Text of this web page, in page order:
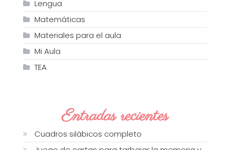
Lengua
Matemáticas
Materiales para el aula
Mi Aula
TEA
Entradas recientes
Cuadros silábicos completo